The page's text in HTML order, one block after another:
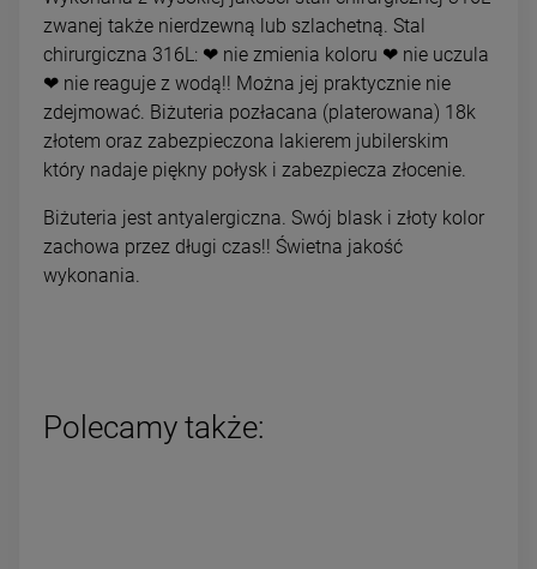
zwanej także nierdzewną lub szlachetną. Stal
chirurgiczna 316L: ❤ nie zmienia koloru ❤ nie uczula
❤ nie reaguje z wodą!! Można jej praktycznie nie
zdejmować. Biżuteria pozłacana (platerowana) 18k
złotem oraz zabezpieczona lakierem jubilerskim
który nadaje piękny połysk i zabezpiecza złocenie.
Biżuteria jest antyalergiczna. Swój blask i złoty kolor
zachowa przez długi czas!! Świetna jakość
wykonania.
Polecamy także: